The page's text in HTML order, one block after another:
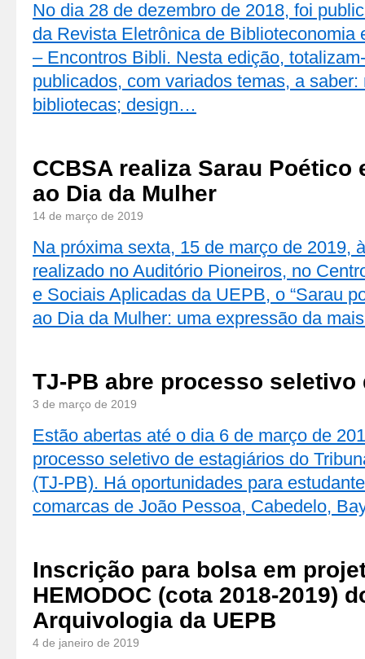
No dia 28 de dezembro de 2018, foi
da Revista Eletrônica de Biblioteconomia
– Encontros Bibli. Nesta edição,
publicados, com variados temas, a
bibliotecas; design…
CCBSA realiza Sarau Poético
ao Dia da Mulher
14 de março de 2019
Na próxima sexta, 15 de março de 2019,
realizado no Auditório Pioneiros, no
e Sociais Aplicadas da UEPB, o “Sarau
ao Dia da Mulher: uma expressão da
TJ-PB abre processo seletivo
3 de março de 2019
Estão abertas até o dia 6 de março de
processo seletivo de estagiários do
(TJ-PB). Há oportunidades para
comarcas de João Pessoa, Cabedelo,
Inscrição para bolsa em
HEMODOC (cota 2018-2019)
Arquivologia da UEPB
4 de janeiro de 2019